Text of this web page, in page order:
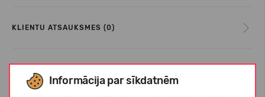
Informācija par sīkdatnēm
KLIENTU ATSAUKSMES (0)
Līdzīgas preces